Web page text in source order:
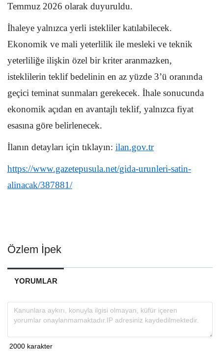
Temmuz 2026 olarak duyuruldu.
İhaleye yalnızca yerli istekliler katılabilecek.
Ekonomik ve mali yeterlilik ile mesleki ve teknik
yeterliliğe ilişkin özel bir kriter aranmazken,
isteklilerin teklif bedelinin en az yüzde 3’ü oranında
geçici teminat sunmaları gerekecek. İhale sonucunda
ekonomik açıdan en avantajlı teklif, yalnızca fiyat
esasına göre belirlenecek.
İlanın detayları için tıklayın: ilan.gov.tr
https://www.gazetepusula.net/gida-urunleri-satin-
alinacak/387881/
Özlem İpek
YORUMLAR